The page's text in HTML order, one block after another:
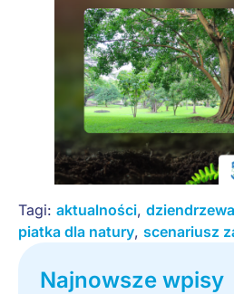
Tagi: aktualności, dziendrzewa
piatka dla natury, scenariusz
Najnowsze wpisy